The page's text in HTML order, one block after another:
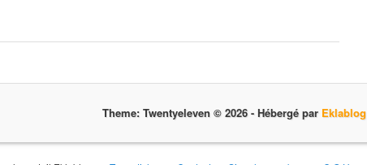
Theme: Twentyeleven © 2026 - Hébergé par Eklablog